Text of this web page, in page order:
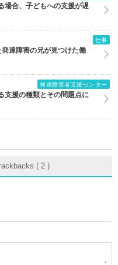
場合、子どもへの支援が遅
仕事
達障害の兄が見つけた働
発達障害者支援センター
支援の種類とその問題点に
( 2 )